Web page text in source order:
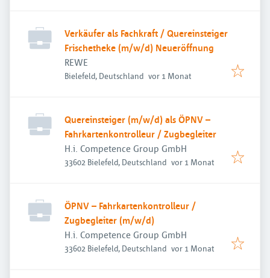
Verkäufer als Fachkraft / Quereinsteiger
Frischetheke (m/w/d) Neueröffnung
REWE
Bielefeld, Deutschland Veröffentlicht
vor 1 Monat
Quereinsteiger (m/w/d) als ÖPNV –
Fahrkartenkontrolleur / Zugbegleiter
H.i. Competence Group GmbH
33602 Bielefeld, Deutschland Veröffentlicht
vor 1 Monat
ÖPNV – Fahrkartenkontrolleur /
Zugbegleiter (m/w/d)
H.i. Competence Group GmbH
33602 Bielefeld, Deutschland Veröffentlicht
vor 1 Monat